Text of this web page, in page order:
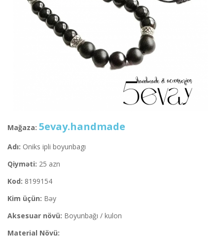
Mağaza: 5evay.handmade
Adı: Oniks ipli boyunbagı
Qiyməti: 25 azn
Kod: 8199154
Kim üçün: Bəy
Aksesuar növü: Boyunbağı / kulon
Material Növü: